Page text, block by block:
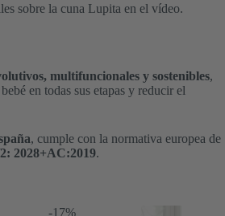
sobre la cuna Lupita en el vídeo.
multifuncionales y sostenibles,
en todas sus etapas y reducir el
, cumple con la normativa europea de
2028+AC:2019.